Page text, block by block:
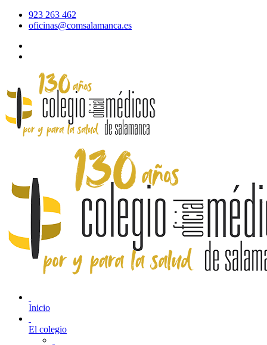
923 263 462
oficinas@comsalamanca.es
Inicio
El colegio